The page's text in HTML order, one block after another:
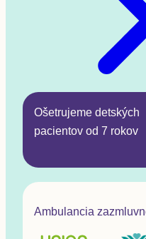
Ošetrujeme detských
pacientov od 7 rokov
Ambulancia